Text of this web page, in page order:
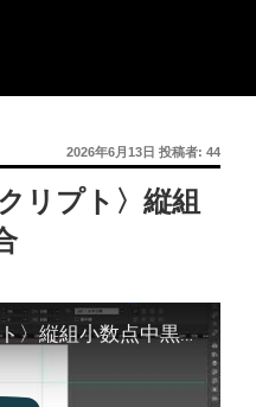
投
稿
日:
2026年6月13日 投稿者: 44
リプト〉縦組
〈InDesign〉〈スクリプト〉縦組小数点中黒の不具合